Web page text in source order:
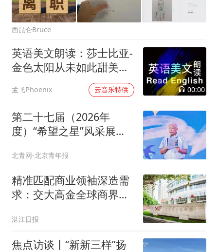
西昆仑Bruce
英语美文朗读：莎士比亚-
金色太阳从未如此甜美吻
孟飞Phoenix 云音乐特供 00:00
第二十七届（2026年
度）“希望之星”风采展示
北青网-北京青年报
精准匹配商业领袖深造需
求：交大高金全球商界领
湛江日报
焦点访谈丨“新新三样”扬